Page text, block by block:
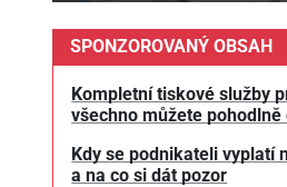
SPONZOROVANÝ OBSAH
Kompletní tiskové služby
všechno můžete pohodlně
Kdy se podnikateli vyplatí
a na co si dát pozor